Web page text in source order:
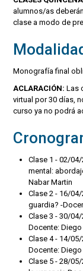
alumnos/as
clase a modo de
Monografía final
ACLARACIÓN: Las
virtual por 30 días,
curso ya no podrá
Clase 1 - 02/
mental:
Nabar Martin
Clase 2 - 16/
guardia? -
Clase 3 - 30/
Docente:
Clase 4 - 14/
Docente:
Clase 5 - 28/